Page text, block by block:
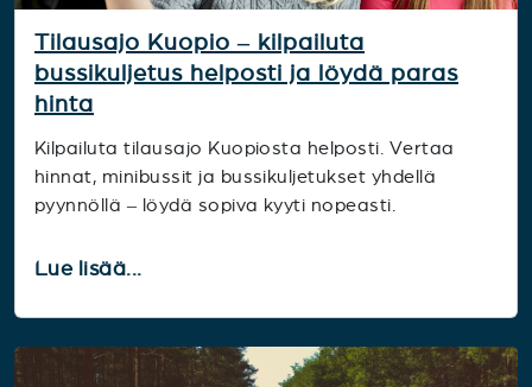
Tilausajo Kuopio – kilpailuta
bussikuljetus helposti ja löydä paras
hinta
Kilpailuta tilausajo Kuopiosta helposti. Vertaa
hinnat, minibussit ja bussikuljetukset yhdellä
pyynnöllä – löydä sopiva kyyti nopeasti.
Lue lisää...